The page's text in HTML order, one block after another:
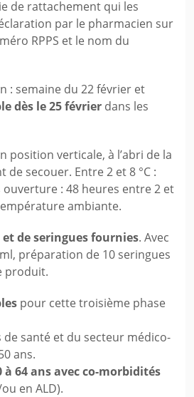
de rattachement qui les
par le pharmacien sur
RPPS et le nom du
: semaine du 22 février et
dès le 25 février dans les
position verticale, à l’abri de la
de secouer. Entre 2 et 8 °C :
: 48 heures entre 2 et
ambiante.
et de seringues fournies. Avec
préparation de 10 seringues
produit.
pour cette troisième phase
de santé et du secteur médico-
ans.
à 64 ans avec co-morbidités
en ALD).